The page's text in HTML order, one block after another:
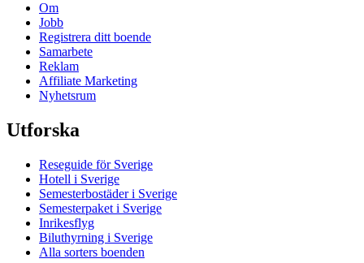
Om
Jobb
Registrera ditt boende
Samarbete
Reklam
Affiliate Marketing
Nyhetsrum
Utforska
Reseguide för Sverige
Hotell i Sverige
Semesterbostäder i Sverige
Semesterpaket i Sverige
Inrikesflyg
Biluthyrning i Sverige
Alla sorters boenden